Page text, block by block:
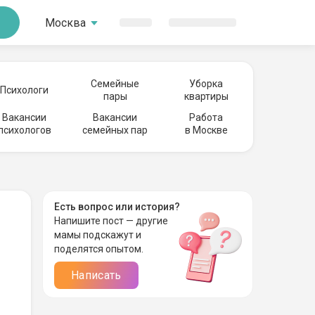
Москва
Психологи
Семейные
пары
Уборка
квартиры
Вакансии
Вакансии
семейных пар
Работа
в Москве
Есть вопрос или история?
Напишите пост — другие
мамы подскажут и
поделятся опытом.
Написать